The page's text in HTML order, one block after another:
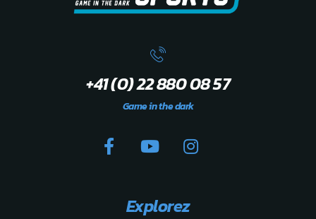
+41 (0) 22 880 08 57
Game in the dark
Explorez